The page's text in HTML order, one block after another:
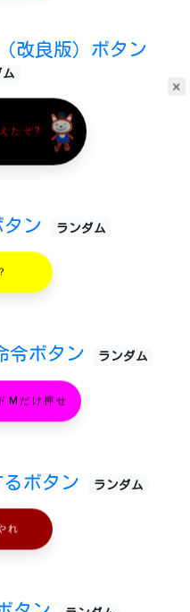
×
改良版）ボタン
ム
たぞ?
タン ランダム
令ボタン ランダム
Mだけ押せ
ボタン ランダム
れ